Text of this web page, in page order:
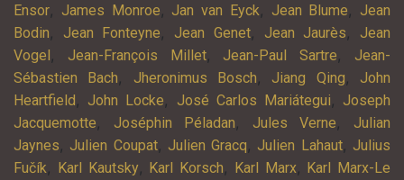
Ensor, James Monroe, Jan van Eyck, Jean Blume, Jean
Bodin, Jean Fonteyne, Jean Genet, Jean Jaurès, Jean
Vogel , Jean-François Millet, Jean-Paul Sartre, Jean-
Sébastien Bach, Jheronimus Bosch, Jiang Qing, John
Heartfield , John Locke, José Carlos Mariátegui, Joseph
Jacquemotte, Joséphin Péladan, Jules Verne, Julian
Jaynes, Julien Coupat, Julien Gracq, Julien Lahaut, Julius
Fučík, Karl Kautsky, Karl Korsch, Karl Marx, Karl Marx-Le